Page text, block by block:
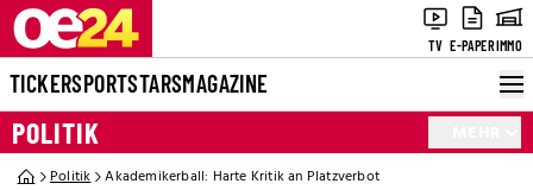
TV E-PAPERIMMO
TICKERSPORTSTARSMAGAZINE
POLITIK
Politik Akademikerball: Harte Kritik an Platzverbot